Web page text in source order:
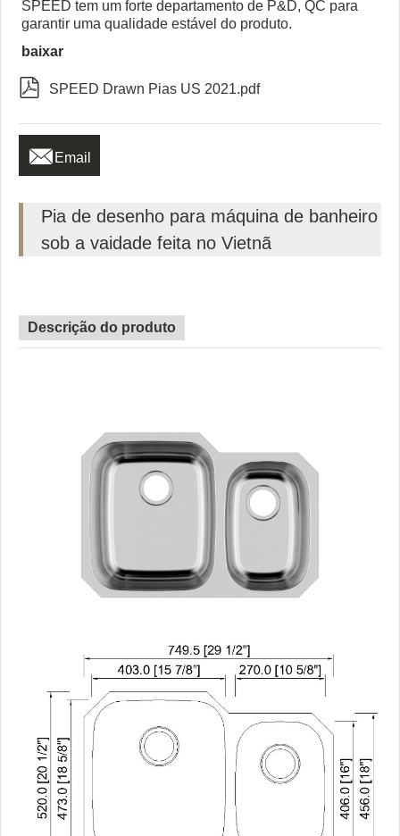
SPEED tem um forte departamento de P&D, QC para
garantir uma qualidade estável do produto.
baixar
 SPEED Drawn Pias US 2021.pdf
 Email
Pia de desenho para máquina de banheiro
sob a vaidade feita no Vietnã
Descrição do produto